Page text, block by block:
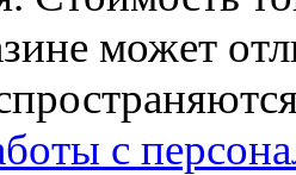
может
с